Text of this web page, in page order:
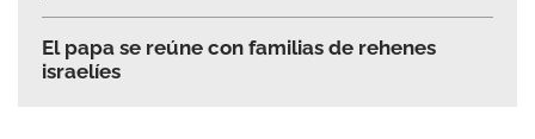
El papa se reúne con familias de rehenes
israelíes